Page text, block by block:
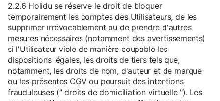
2.2.6 Holidu se réserve le droit de bloquer
temporairement les comptes des Utilisateurs, de les
supprimer irrévocablement ou de prendre d'autres
mesures nécessaires (notamment des avertissements)
si l'Utilisateur viole de manière coupable les
dispositions légales, les droits de tiers tels que,
notamment, les droits de nom, d'auteur et de marque
ou les présentes CGV ou poursuit des intentions
frauduleuses (" droits de domiciliation virtuelle "). Les